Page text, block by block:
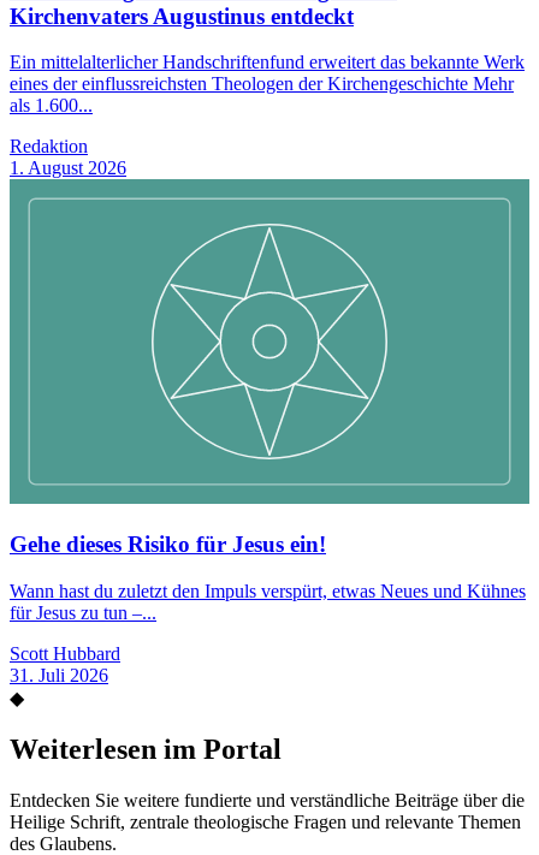
Kirchenvaters Augustinus entdeckt
Ein mittelalterlicher Handschriftenfund erweitert das bekannte Werk
eines der einflussreichsten Theologen der Kirchengeschichte Mehr
als 1.600...
Redaktion
1. August 2026
Gehe dieses Risiko für Jesus ein!
Wann hast du zuletzt den Impuls verspürt, etwas Neues und Kühnes
für Jesus zu tun –...
Scott Hubbard
31. Juli 2026
◆
Weiterlesen im Portal
Entdecken Sie weitere fundierte und verständliche Beiträge über die
Heilige Schrift, zentrale theologische Fragen und relevante Themen
des Glaubens.